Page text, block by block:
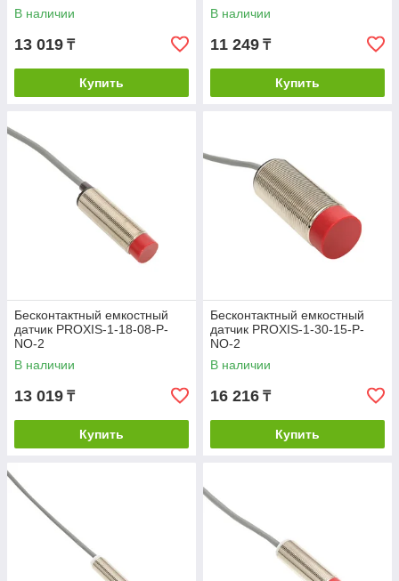
В наличии
13 019 ₸
Купить
В наличии
11 249 ₸
Купить
Бесконтактный емкостный
датчик PROXIS-1-18-08-P-
NO-2
В наличии
13 019 ₸
Купить
Бесконтактный емкостный
датчик PROXIS-1-30-15-P-
NO-2
В наличии
16 216 ₸
Купить